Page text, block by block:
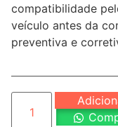
compatibilidade
veículo antes da
preventiva e